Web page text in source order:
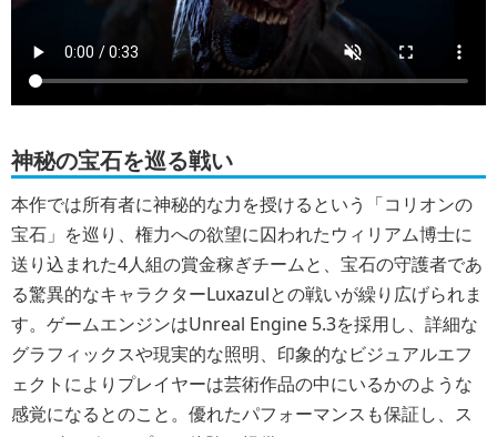
神秘の宝石を巡る戦い
本作では所有者に神秘的な力を授けるという「コリオンの
宝石」を巡り、権力への欲望に囚われたウィリアム博士に
送り込まれた4人組の賞金稼ぎチームと、宝石の守護者であ
る驚異的なキャラクターLuxazulとの戦いが繰り広げられま
す。ゲームエンジンはUnreal Engine 5.3を採用し、詳細な
グラフィックスや現実的な照明、印象的なビジュアルエフ
ェクトによりプレイヤーは芸術作品の中にいるかのような
感覚になるとのこと。優れたパフォーマンスも保証し、ス